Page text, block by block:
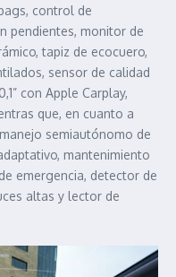
control de
pendientes, monitor de
tapiz de ecocuero,
sensor de calidad
con Apple Carplay,
que, en cuanto a
semiautónomo de
mantenimiento
emergencia, detector de
altas y lector de